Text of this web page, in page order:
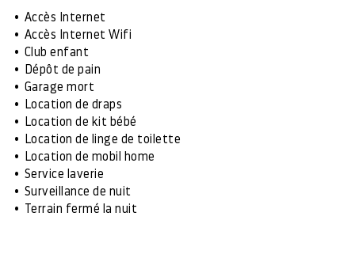
Accès Internet
Accès Internet Wifi
Club enfant
Dépôt de pain
Garage mort
Location de draps
Location de kit bébé
Location de linge de toilette
Location de mobil home
Service laverie
Surveillance de nuit
Terrain fermé la nuit